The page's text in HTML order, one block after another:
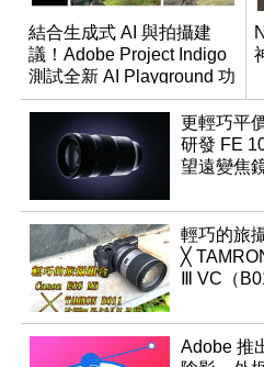
結合生成式 AI 與拍攝建
議！Adobe Project Indigo
測試全新 AI Playground 功
能
更輕巧平
研發 FE
望遠變焦
輕巧的旅
╳
Ⅲ VC（
Adobe 推